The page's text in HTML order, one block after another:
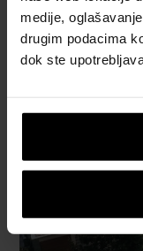
medije,
drugim podacima
dok ste